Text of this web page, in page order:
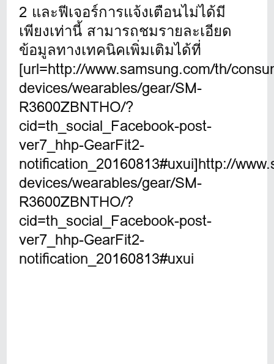
2 และฟีเจอร์การแจ้งเตือนไม่ได้มี
เพียงเท่านี้ สามารถชมรายละเอียด
ข้อมูลทางเทคนิคเพิ่มเติมได้ที่
[url=http://www.samsung.com/th/
devices/wearables/gear/SM-
R3600ZBNTHO/?
cid=th_social_Facebook-post-
ver7_hhp-GearFit2-
notification_20160813#uxui]http://
devices/wearables/gear/SM-
R3600ZBNTHO/?
cid=th_social_Facebook-post-
ver7_hhp-GearFit2-
notification_20160813#uxui